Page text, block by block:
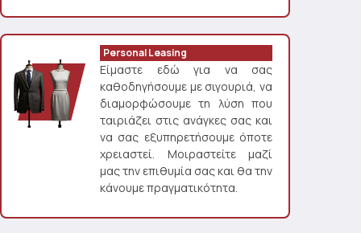
Personal Leasing
Είμαστε εδώ για να σας
καθοδηγήσουμε με σιγουριά, να
διαμορφώσουμε τη λύση που
ταιριάζει στις ανάγκες σας και
να σας εξυπηρετήσουμε όποτε
χρειαστεί. Μοιραστείτε μαζί
μας την επιθυμία σας και θα την
κάνουμε πραγματικότητα.